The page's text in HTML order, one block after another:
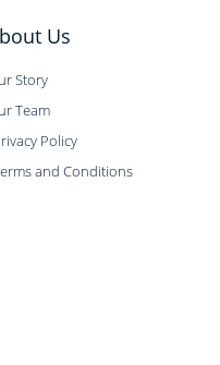
Us
Story
Team
Policy
and Conditions